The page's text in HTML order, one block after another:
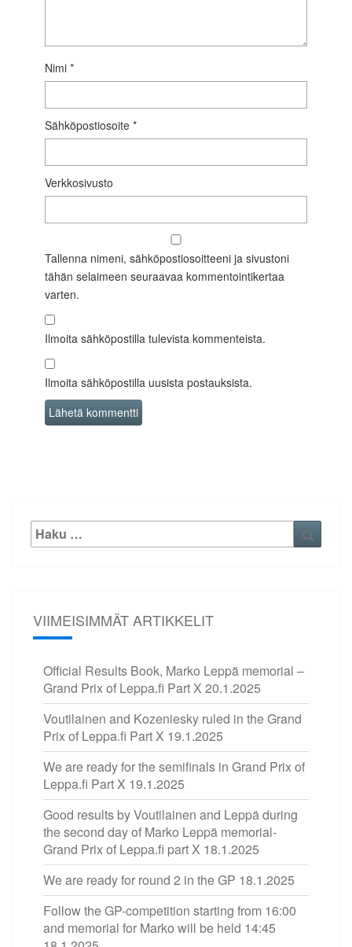
Nimi *
Sähköpostiosoite *
Verkkosivusto
Tallenna nimeni, sähköpostiosoitteeni ja sivustoni
tähän selaimeen seuraavaa kommentointikertaa
varten.
Ilmoita sähköpostilla tulevista kommenteista.
Ilmoita sähköpostilla uusista postauksista.
Etsi:
VIIMEISIMMÄT ARTIKKELIT
Official Results Book, Marko Leppä memorial –
Grand Prix of Leppa.fi Part X 20.1.2025
Voutilainen and Kozeniesky ruled in the Grand
Prix of Leppa.fi Part X 19.1.2025
We are ready for the semifinals in Grand Prix of
Leppa.fi Part X 19.1.2025
Good results by Voutilainen and Leppä during
the second day of Marko Leppä memorial-
Grand Prix of Leppa.fi part X 18.1.2025
We are ready for round 2 in the GP 18.1.2025
Follow the GP-competition starting from 16:00
and memorial for Marko will be held 14:45